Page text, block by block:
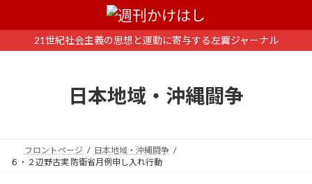
ン
ー
21世紀社会主義の思想と運動に寄与する左翼ジャーナル
日本地域・沖縄闘争
フロントページ
日本地域・沖縄闘争
６・２辺野古実 防衛省月例申し入れ行動